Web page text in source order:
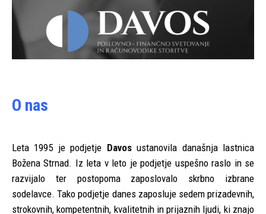
O nas
Leta 1995 je podjetje Davosustanovila današnja lastnica
Božena Strnad. Iz leta v leto je podjetje uspešno raslo in se
razvijalo ter postopoma zaposlovalo skrbno izbrane
sodelavce. Tako podjetje danes zaposluje sedem prizadevnih,
strokovnih, kompetentnih, kvalitetnih in prijaznih ljudi, ki znajo